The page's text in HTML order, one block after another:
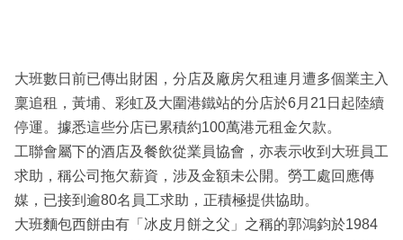
大班數日前已傳出財困，分店及廠房欠租連月遭多個業主入
稟追租，黃埔、彩虹及大圍港鐵站的分店於6月21日起陸續
停運。據悉這些分店已累積約100萬港元租金欠款。
工聯會屬下的酒店及餐飲從業員協會，亦表示收到大班員工
求助，稱公司拖欠薪資，涉及金額未公開。勞工處回應傳
媒，已接到逾80名員工求助，正積極提供協助。
大班麵包西餅由有「冰皮月餅之父」之稱的郭鴻鈞於1984